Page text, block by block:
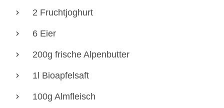
2 Fruchtjoghurt
6 Eier
200g frische Alpenbutter
1l Bioapfelsaft
100g Almfleisch